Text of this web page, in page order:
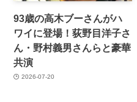
93歳の高木ブーさんがハ
ワイに登場！荻野目洋子さ
ん・野村義男さんらと豪華
共演
2026-07-20